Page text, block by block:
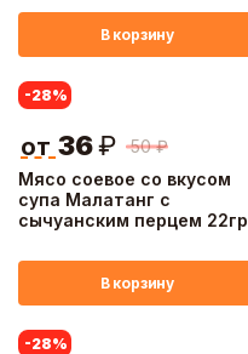
В корзину
Мясо соевое со вкусом
супа Малатанг с
сычуанским перцем 22гр
-28%
50 ₽
от 36₽
В корзину
-28%